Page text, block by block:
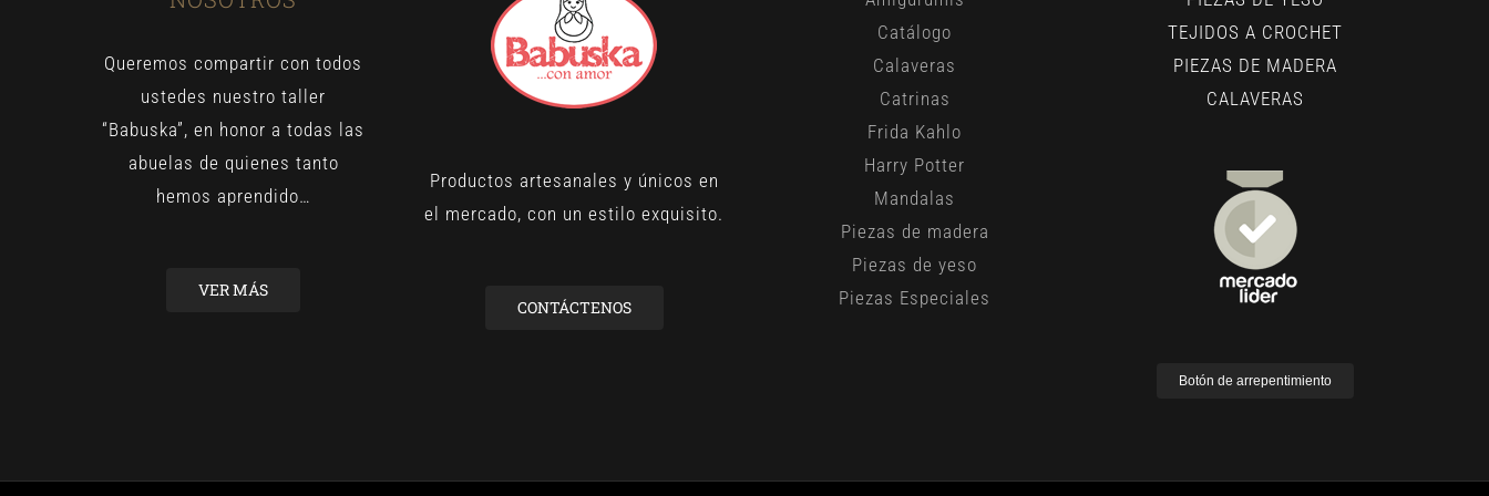
Queremos compartir con todos
ustedes nuestro taller
“Babuska”, en honor a todas las
abuelas de quienes tanto
hemos aprendido…
VER MÁS
Productos artesanales y únicos en
el mercado, con un estilo exquisito.
CONTÁCTENOS
Catálogo
Calaveras
Catrinas
Frida Kahlo
Harry Potter
Mandalas
Piezas de madera
Piezas de yeso
Piezas Especiales
TEJIDOS A CROCHET
PIEZAS DE MADERA
CALAVERAS
Botón de arrepentimiento